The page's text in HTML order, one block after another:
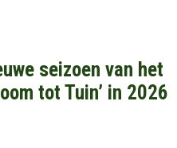
seizoen van het
tot Tuin’ in 2026